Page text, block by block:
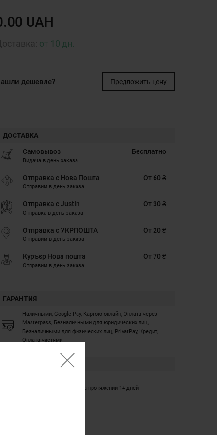
UAH
от 10 дн.
дешевле? Предложить цену
ДОСТАВКА
Самовывоз
Видача в день заказа
Бесплатно
Отправка с Нова Пошта
Отправим в день заказа
От 60 ₴
Отправка с JustIn
Отправка в день заказа
От 30 ₴
Отправка с УКРПОШТА
Отправим в день заказа
От 20 ₴
Куръєр Нова пошта
Отправим в день заказа
От 70 ₴
ГАРАНТИЯ
Наличными, Google Pay, Картою онлайн, Оплата через
Masterpass, Безналичными для юридических лиц,
Безналичными для физических лиц, PrivatPay, Кредит,
Оплата частями
Обмен/возврат товара на протяжении 14 дней